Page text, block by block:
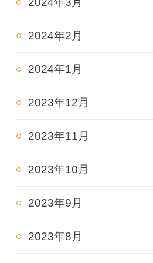
2024年2月
2024年1月
2023年12月
2023年11月
2023年10月
2023年9月
2023年8月